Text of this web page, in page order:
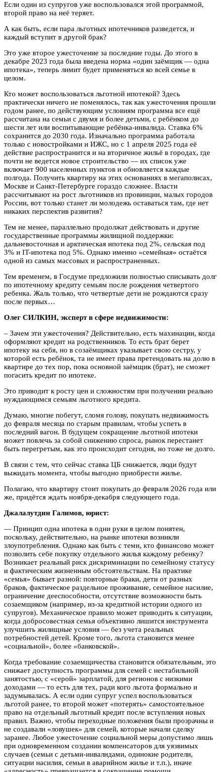
Если один из супругов уже воспользовался этой программой,
второй право на неё теряет.
А как быть, если пара льготных ипотечников разведется, и
каждый вступит в другой брак?
Это уже второе ужесточение за последние годы. До этого в
декабре 2023 года была введена норма «один заёмщик — одна
ипотека», теперь лимит будет применяться ко всей семье в
целом.
Кто может воспользоваться льготной ипотекой? Здесь
практически ничего не поменялось, так как ужесточения прошли
годом ранее, по действующим условиям программа все ещё
рассчитана на семьи с двумя и более детьми, с ребёнком до
шести лет или воспитывающие ребёнка-инвалида. Ставка 6%
сохранится до 2030 года. Изначально программа работала
только с новостройками и ИЖС, но с 1 апреля 2025 года её
действие распространится и на вторичное жильё в городах, где
почти не ведется новое строительство — их список уже
включает 900 населенных пунктов и обновляется каждые
полгода. Получить квартиру на этих основаниях в мегаполисах,
Москве и Санкт-Петербурге гораздо сложнее. Власти
рассчитывают на рост льготников из провинции, малых городов
России, вот только станет ли молодежь оставаться там, где нет
никаких перспектив развития?
Тем не менее, параллельно продолжат действовать и другие
государственные программы жилищной поддержки:
дальневосточная и арктическая ипотека под 2%, сельская под
3% и IT-ипотека под 5%. Однако именно «семейная» остаётся
одной из самых массовых и распространенных.
Тем временем, в Госдуме предложили полностью списывать долг
по ипотечному кредиту семьям после рождения четвертого
ребенка. Жаль только, что четвертые дети не рождаются сразу
после первых…
Олег СИЛКИН, эксперт в сфере недвижимости:
– Зачем эти ужесточения? Действительно, есть махинации, когда
оформляют кредит на родственников. То есть брат берет
ипотеку на себя, но в созаёмщиках указывает свою сестру, у
которой есть ребёнок, та не имеет права претендовать на долю в
квартире до тех пор, пока основной заёмщик (брат), не сможет
погасить кредит по ипотеке.
Это приводит к росту цен и сложностям при получении реально
нуждающимся семьям льготного кредита.
Думаю, многие побегут, сломя голову, покупать недвижимость
до февраля месяца по старым правилам, чтобы успеть в
последний вагон. В будущем сокращение льготной ипотеки
может повлечь за собой снижению спроса, рынок перестанет
быть перегретым, как это происходит сегодня, но тоже не долго.
В связи с тем, что сейчас ставка ЦБ снижается, люди будут
выжидать момента, чтобы выгодно приобрести жилье.
Полагаю, что квартиру стоит покупать до февраля 2026 года или
же, придётся ждать ноября-декабря следующего года.
Джалалутдин Галимов, юрист:
— Принцип одна ипотека в одни руки в целом понятен,
поскольку, действительно, на рынке ипотеки возникли
злоупотребления. Однако как быть с теми, кто финансово может
позволить себе покупку отдельного жилья каждому ребенку? ​
Возникает реальный риск дискриминации по семейному статусу
и фактическим жизненным обстоятельствам. На практике
«семья» бывает разной: повторные браки, дети от разных
браков, фактическое раздельное проживание, семейное насилие,
ограничение дееспособности, отсутствие возможности быть
созаемщиком (например, из-за кредитной истории одного из
супругов). Механическое правило может приводить к ситуации,
когда добросовестная семья объективно лишится инструмента
улучшить жилищные условия — без учета реальных
потребностей детей. Кроме того, льгота становится менее
«социальной», более «банковской».
Когда требование созаемщичества становится обязательным, это
снижает доступность программы для семей с нестабильной
занятостью, с «серой» зарплатой, для регионов с низкими
доходами — то есть для тех, ради кого льгота формально и
задумывалась. А если один супруг успел воспользоваться
льготой ранее, то второй может «потерять» самостоятельное
право на отдельный льготный кредит после вступления новых
правил. Важно, чтобы переходные положения были прозрачны и
не создавали «ловушек» для семей, которые начали сделку
заранее. Любое ужесточение социальной меры допустимо лишь
при одновременном создании компенсаторов для уязвимых
случаев (семьи с детьми-инвалидами, одинокие родители,
ситуации насилия, семьи в аварийном жилье и т.п.), иначе